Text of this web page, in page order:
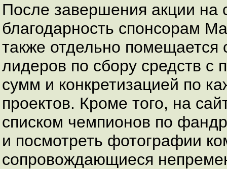
После завершения акции на
благодарность спонсорам
также отдельно помещается
лидеров по сбору средств с
сумм и конкретизацией по
проектов. Кроме того, на
списком чемпионов по
и посмотреть фотографии
сопровождающиеся